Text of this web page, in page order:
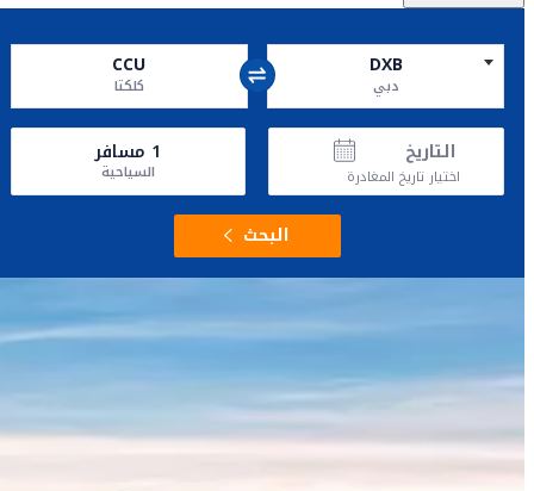
DXB
دبي
CCU
كلكتا
التاريخ
اختيار تاريخ المغادرة
1 مسافر
السياحية
البحث